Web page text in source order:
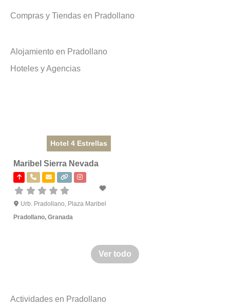
Compras y Tiendas en Pradollano
Alojamiento en Pradollano
Hoteles y Agencias
Hotel 4 Estrellas
Maribel Sierra Nevada
Urb. Pradollano, Plaza Maribel
Pradollano, Granada
Ver todo
Actividades en Pradollano